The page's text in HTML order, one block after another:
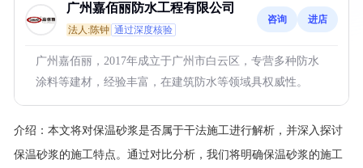
广州嘉佰丽防水工程有限公司
法人:陈钟 通过深度核验
咨询 进店
广州嘉佰丽，2017年成立于广州市白云区，专营多种防水
涂料等建材，经验丰富，在建筑防水等领域具权威性。
介绍： 本文将对保温砂浆是否属于干法施工进行解析，并深入探讨
保温砂浆的施工特点。通过对比分析，我们将明确保温砂浆的施工